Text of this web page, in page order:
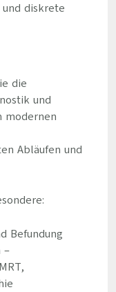
diskrete
die
und
modernen
Abläufen und
Befundung
–